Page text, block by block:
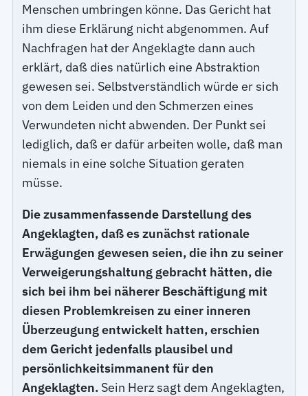
Menschen umbringen könne. Das Gericht hat
ihm diese Erklärung nicht abgenommen. Auf
Nachfragen hat der Angeklagte dann auch
erklärt, daß dies natürlich eine Abstraktion
gewesen sei. Selbstverständlich würde er sich
von dem Leiden und den Schmerzen eines
Verwundeten nicht abwenden. Der Punkt sei
lediglich, daß er dafür arbeiten wolle, daß man
niemals in eine solche Situation geraten
müsse.
Die zusammenfassende Darstellung des
Angeklagten, daß es zunächst rationale
Erwägungen gewesen seien, die ihn zu seiner
Verweigerungshaltung gebracht hätten, die
sich bei ihm bei näherer Beschäftigung mit
diesen Problemkreisen zu einer inneren
Überzeugung entwickelt hatten, erschien
dem Gericht jedenfalls plausibel und
persönlichkeitsimmanent für den
Angeklagten. Sein Herz sagt dem Angeklagten,